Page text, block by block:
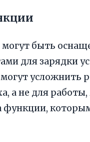
быть
для зарядки
усложнить
а не для
функции,